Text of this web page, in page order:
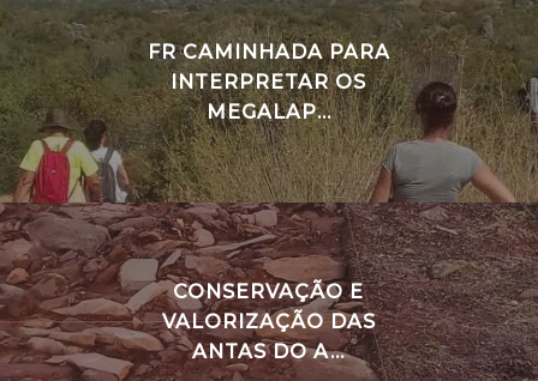
FR CAMINHADA PARA
INTERPRETAR OS
MEGALAP...
CONSERVAÇÃO E
VALORIZAÇÃO DAS
ANTAS DO A...